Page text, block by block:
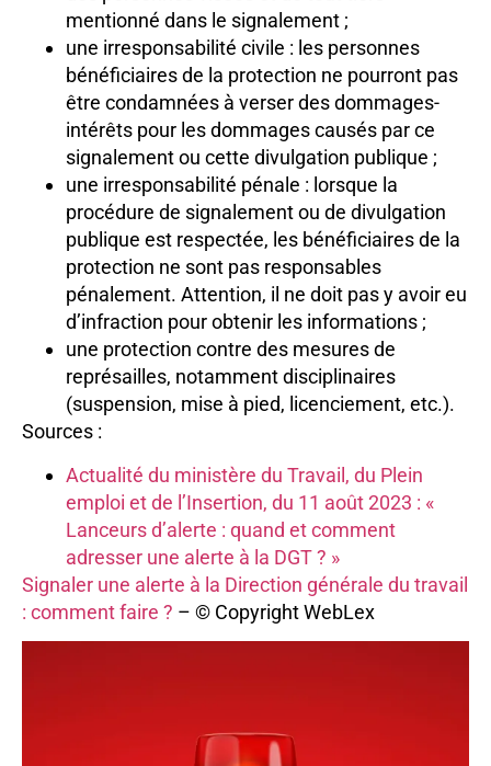
mentionné dans le signalement ;
une irresponsabilité civile : les personnes
bénéficiaires de la protection ne pourront pas
être condamnées à verser des dommages-
intérêts pour les dommages causés par ce
signalement ou cette divulgation publique ;
une irresponsabilité pénale : lorsque la
procédure de signalement ou de divulgation
publique est respectée, les bénéficiaires de la
protection ne sont pas responsables
pénalement. Attention, il ne doit pas y avoir eu
d’infraction pour obtenir les informations ;
une protection contre des mesures de
représailles, notamment disciplinaires
(suspension, mise à pied, licenciement, etc.).
Sources :
Actualité du ministère du Travail, du Plein
emploi et de l’Insertion, du 11 août 2023 : «
Lanceurs d’alerte : quand et comment
adresser une alerte à la DGT ? »
Signaler une alerte à la Direction générale du travail
: comment faire ? – © Copyright WebLex